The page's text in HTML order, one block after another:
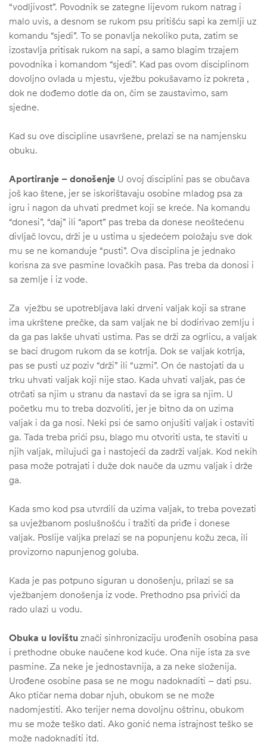
“vodljivost”. Povodnik se zategne lijevom rukom natrag i
malo uvis, a desnom se rukom psu pritišću sapi ka zemlji uz
komandu “sjedi”. To se ponavlja nekoliko puta, zatim se
izostavlja pritisak rukom na sapi, a samo blagim trzajem
povodnika i komandom “sjedi”. Kad pas ovom disciplinom
dovoljno ovlada u mjestu, vježbu pokušavamo iz pokreta ,
dok ne dođemo dotle da on, čim se zaustavimo, sam
sjedne.
Kad su ove discipline usavršene, prelazi se na namjensku
obuku.
Aportiranje – donošenje U ovoj disciplini pas se obučava
još kao štene, jer se iskorištavaju osobine mladog psa za
igru i nagon da uhvati predmet koji se kreće. Na komandu
“donesi”, “daj” ili “aport” pas treba da donese neoštećenu
divljač lovcu, drži je u ustima u sjedećem položaju sve dok
mu se ne komanduje “pusti”. Ova disciplina je jednako
korisna za sve pasmine lovačkih pasa. Pas treba da donosi i
sa zemlje i iz vode.
Za vježbu se upotrebljava laki drveni valjak koji sa strane
ima ukrštene prečke, da sam valjak ne bi dodirivao zemlju i
da ga pas lakše uhvati ustima. Pas se drži za ogrlicu, a valjak
se baci drugom rukom da se kotrlja. Dok se valjak kotrlja,
pas se pusti uz poziv “drži” ili “uzmi”. On će nastojati da u
trku uhvati valjak koji nije stao. Kada uhvati valjak, pas će
otrčati sa njim u stranu da nastavi da se igra sa njim. U
početku mu to treba dozvoliti, jer je bitno da on uzima
valjak i da ga nosi. Neki psi će samo onjušiti valjak i ostaviti
ga. Tada treba prići psu, blago mu otvoriti usta, te staviti u
njih valjak, milujući ga i nastojeći da zadrži valjak. Kod nekih
pasa može potrajati i duže dok nauče da uzmu valjak i drže
ga.
Kada smo kod psa utvrdili da uzima valjak, to treba povezati
sa uvježbanom poslušnošću i tražiti da priđe i donese
valjak. Poslije valjka prelazi se na popunjenu kožu zeca, ili
provizorno napunjenog goluba.
Kada je pas potpuno siguran u donošenju, prilazi se sa
vježbanjem donošenja iz vode. Prethodno psa privići da
rado ulazi u vodu.
Obuka u lovištu znači sinhronizaciju urođenih osobina pasa
i prethodne obuke naučene kod kuće. Ona nije ista za sve
pasmine. Za neke je jednostavnija, a za neke složenija.
Urođene osobine pasa se ne mogu nadoknaditi – dati psu.
Ako ptičar nema dobar njuh, obukom se ne može
nadomjestiti. Ako terijer nema dovoljnu oštrinu, obukom
mu se može teško dati. Ako gonić nema istrajnost teško se
može nadoknaditi itd.